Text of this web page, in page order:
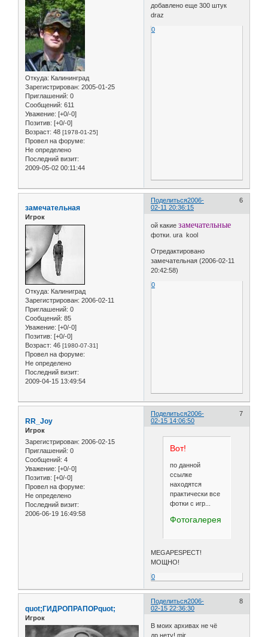
Откуда: Калининград
Зарегистрирован: 2005-01-25
Приглашений: 0
Сообщений: 611
Уважение: [+0/-0]
Позитив: [+0/-0]
Возраст: 48 [1978-01-25]
Провел на форуме:
Не определено
Последний визит:
2009-05-02 00:11:44
добавлено еще 300 штук
draz
0
Поделиться 6
2006-
02-11 20:36:15
замечательная
Игрок
Откуда: Калиниград
Зарегистрирован: 2006-02-11
Приглашений: 0
Сообщений: 85
Уважение: [+0/-0]
Позитив: [+0/-0]
Возраст: 46 [1980-07-31]
Провел на форуме:
Не определено
Последний визит:
2009-04-15 13:49:54
ой какиезамечательные
фотки. ura kool
Отредактировано
замечательная (2006-02-11
20:42:58)
0
Поделиться 7
2006-
02-15 14:06:50
RR_Joy
Игрок
Зарегистрирован: 2006-02-15
Приглашений: 0
Сообщений: 4
Уважение: [+0/-0]
Позитив: [+0/-0]
Провел на форуме:
Не определено
Последний визит:
2006-06-19 16:49:58
Вот!
по данной
ссылке
находятся
практически все
фотки с игр...
Фотогалерея
MEGAPESPECT!
МОЩНО!
0
Поделиться 8
2006-
02-15 22:36:30
quot;ГИДРОПРАПОРquot;
Игрок
В моих архивах не чё
др.нету! mir